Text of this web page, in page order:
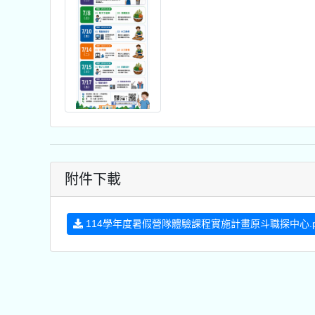
附件下載
114學年度暑假營隊體驗課程實施計畫原斗職探中心